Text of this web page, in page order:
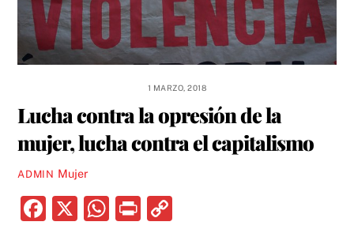
1 MARZO, 2018
Lucha contra la opresión de la
mujer, lucha contra el capitalismo
ADMIN Mujer
F
X
W P